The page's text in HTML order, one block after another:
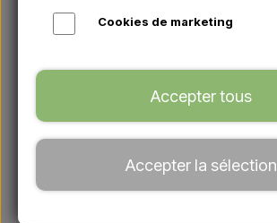
Cookies de marketing
Accepter tous
Accepter la sélection